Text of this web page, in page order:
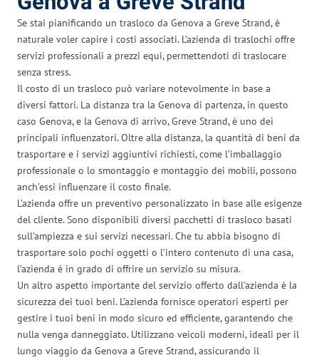
Se stai pianificando un trasloco da Genova a Greve Strand, è
naturale voler capire i costi associati. L’azienda di traslochi offre
servizi professionali a prezzi equi, permettendoti di traslocare
senza stress.
Il costo di un trasloco può variare notevolmente in base a
diversi fattori. La distanza tra la Genova di partenza, in questo
caso Genova, e la Genova di arrivo, Greve Strand, è uno dei
principali influenzatori. Oltre alla distanza, la quantità di beni da
trasportare e i servizi aggiuntivi richiesti, come l’imballaggio
professionale o lo smontaggio e montaggio dei mobili, possono
anch’essi influenzare il costo finale.
L’azienda offre un preventivo personalizzato in base alle esigenze
del cliente. Sono disponibili diversi pacchetti di trasloco basati
sull’ampiezza e sui servizi necessari. Che tu abbia bisogno di
trasportare solo pochi oggetti o l’intero contenuto di una casa,
l’azienda è in grado di offrire un servizio su misura.
Un altro aspetto importante del servizio offerto dall’azienda è la
sicurezza dei tuoi beni. L’azienda fornisce operatori esperti per
gestire i tuoi beni in modo sicuro ed efficiente, garantendo che
nulla venga danneggiato. Utilizzano veicoli moderni, ideali per il
lungo viaggio da Genova a Greve Strand, assicurando il